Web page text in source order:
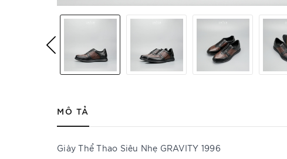
MÔ TẢ
Giày Thể Thao Siêu Nhẹ GRAVITY 1996